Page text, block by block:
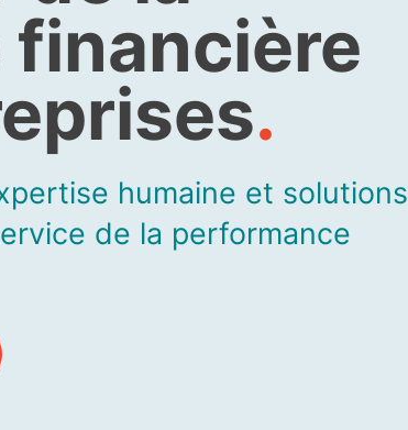
.
humaine et solutions
de la performance